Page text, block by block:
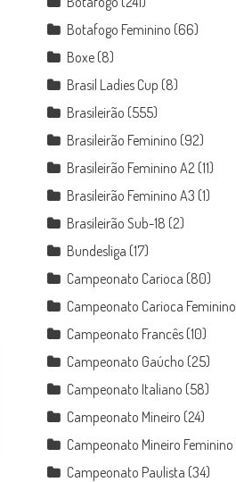
Botafogo Feminino (66)
Boxe (8)
Brasil Ladies Cup (8)
Brasileirão (555)
Brasileirão Feminino (92)
Brasileirão Feminino A2 (11)
Brasileirão Feminino A3 (1)
Brasileirão Sub-18 (2)
Bundesliga (17)
Campeonato Carioca (80)
Campeonato Carioca Feminino
Campeonato Francês (10)
Campeonato Gaúcho (25)
Campeonato Italiano (58)
Campeonato Mineiro (24)
Campeonato Mineiro Feminino
Campeonato Paulista (34)